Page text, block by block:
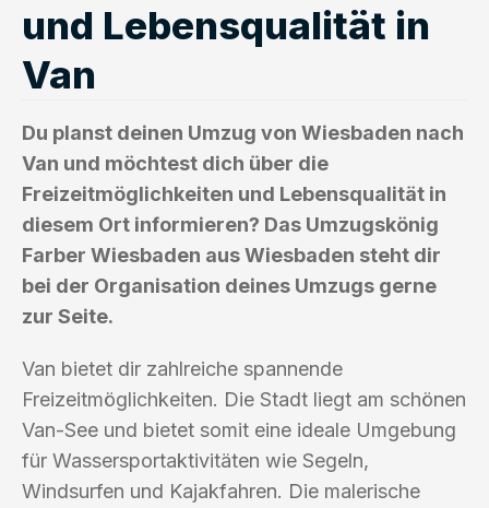
und Lebensqualität in
Van
Du planst deinen Umzug von Wiesbaden nach
Van und möchtest dich über die
Freizeitmöglichkeiten und Lebensqualität in
diesem Ort informieren? Das Umzugskönig
Farber Wiesbaden aus Wiesbaden steht dir
bei der Organisation deines Umzugs gerne
zur Seite.
Van bietet dir zahlreiche spannende
Freizeitmöglichkeiten. Die Stadt liegt am schönen
Van-See und bietet somit eine ideale Umgebung
für Wassersportaktivitäten wie Segeln,
Windsurfen und Kajakfahren. Die malerische